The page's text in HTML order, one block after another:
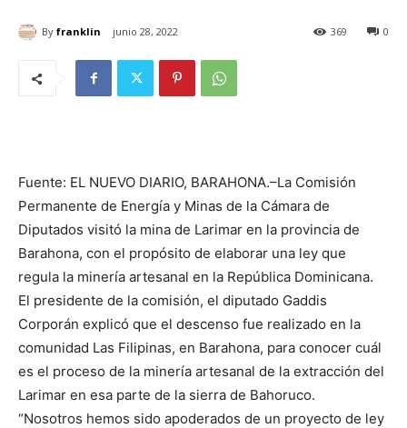
By franklin junio 28, 2022 0
369
Fuente: EL NUEVO DIARIO, BARAHONA.–La Comisión
Permanente de Energía y Minas de la Cámara de
Diputados visitó la mina de Larimar en la provincia de
Barahona, con el propósito de elaborar una ley que
regula la minería artesanal en la República Dominicana.
El presidente de la comisión, el diputado Gaddis
Corporán explicó que el descenso fue realizado en la
comunidad Las Filipinas, en Barahona, para conocer cuál
es el proceso de la minería artesanal de la extracción del
Larimar en esa parte de la sierra de Bahoruco.
“Nosotros hemos sido apoderados de un proyecto de ley